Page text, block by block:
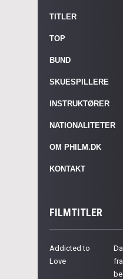
TITLER
TOP
BUND
SKUESPILLERE
INSTRUKTØRER
NATIONALITETER
OM PHILM.DK
KONTAKT
FILMTITLER
Addicted to
Love